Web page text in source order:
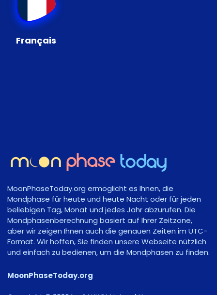
Français
MoonPhaseToday.org ermöglicht es Ihnen, die
Mondphase für heute und heute Nacht oder für jeden
beliebigen Tag, Monat und jedes Jahr abzurufen. Die
Mondphasenberechnung basiert auf Ihrer Zeitzone,
aber wir zeigen Ihnen auch die genauen Zeiten im UTC-
Format. Wir hoffen, Sie finden unsere Webseite nützlich
und einfach zu bedienen, um die Mondphasen zu finden.
MoonPhaseToday.org